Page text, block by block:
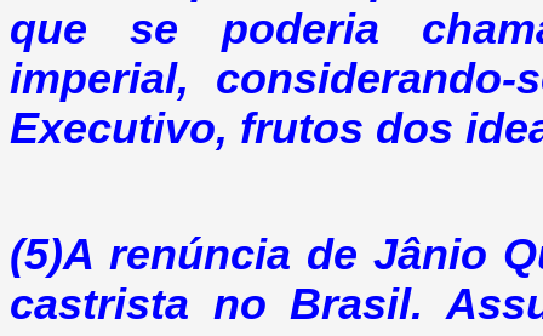
que se poderia
imperial,
Executivo, frutos dos
(5)A renúncia de Jânio
castrista no Brasil.